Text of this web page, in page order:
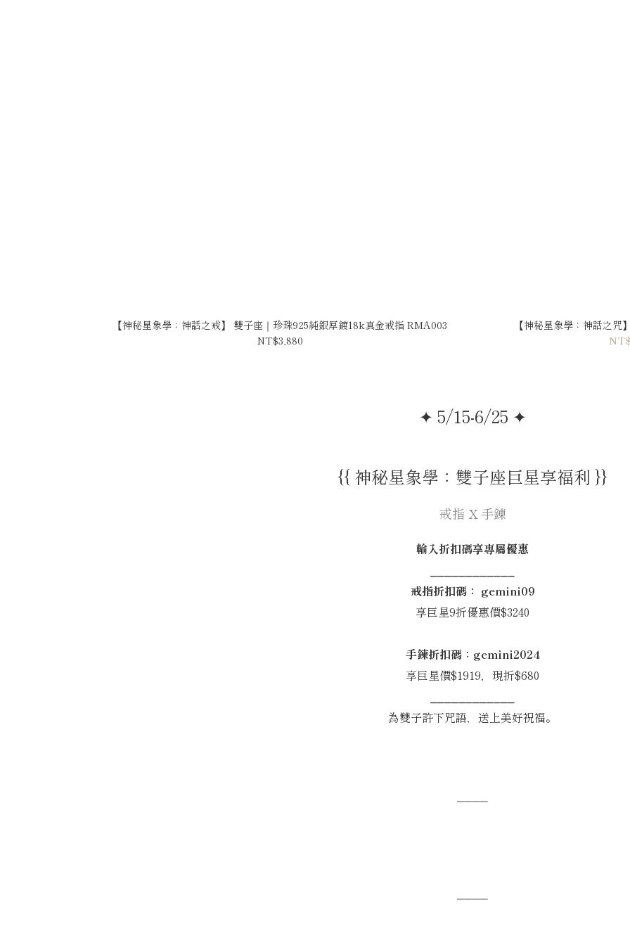
【神秘星象學：神話之戒】 雙子座｜珍珠925純銀厚鍍18k真金戒指 RMA003
NT$3,880
【神秘星象學：神話之
✦ 5/15-6/25 ✦
{{ 神秘星象學：雙子座巨星享福利 }}
戒指 X 手鍊
輸入折扣碼享專屬優惠
戒指折扣碼： gemini09
享巨星9折優惠價$3240
手鍊折扣碼：gemini2024
享巨星價$1919，現折$680
為雙子許下咒語，送上美好祝福。